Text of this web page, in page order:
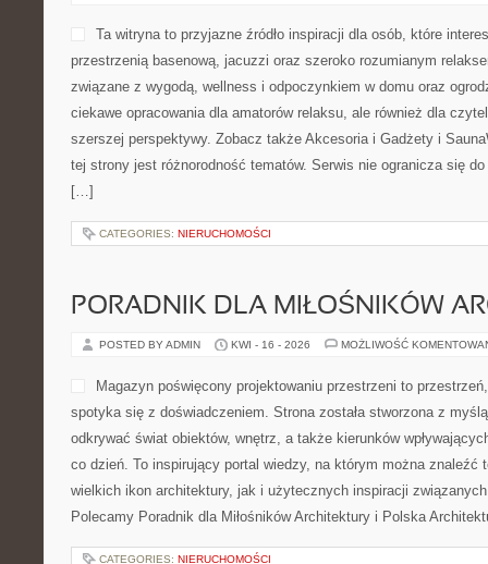
Ta witryna to przyjazne źródło inspiracji dla osób, które
przestrzenią basenową, jacuzzi oraz szeroko rozumianym
związane z wygodą, wellness i odpoczynkiem w domu oraz
ciekawe opracowania dla amatorów relaksu, ale również dla
szerszej perspektywy. Zobacz także Akcesoria i Gadżety i
tej strony jest różnorodność tematów. Serwis nie ogranicza się
[…]
CATEGORIES: NIERUCHOMOŚCI
PORADNIK DLA MIŁOŚNIKÓW
POSTED BY ADMIN KWI - 16 - 2026 MOŻLIWOŚĆ
Magazyn poświęcony projektowaniu przestrzeni to
spotyka się z doświadczeniem. Strona została stworzona z
odkrywać świat obiektów, wnętrz, a także kierunków
co dzień. To inspirujący portal wiedzy, na którym można znaleźć
wielkich ikon architektury, jak i użytecznych inspiracji
Polecamy Poradnik dla Miłośników Architektury i Polska
CATEGORIES: NIERUCHOMOŚCI